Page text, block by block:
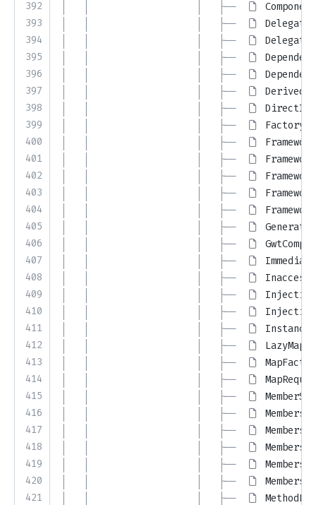
392
393
394
395
396
397
398
399
400
401
402
403
404
405
406
407
408
409
410
411
412
413
414
415
416
417
418
419
420
421
│   │                   │   ├──
│   │                   │   ├──
│   │                   │   ├──
│   │                   │   ├──
│   │                   │   ├──
│   │                   │   ├──
│   │                   │   ├──
│   │                   │   ├──
│   │                   │   ├──
│   │                   │   ├──
│   │                   │   ├──
│   │                   │   ├──
│   │                   │   ├──
│   │                   │   ├──
│   │                   │   ├──
│   │                   │   ├──
│   │                   │   ├──
│   │                   │   ├──
│   │                   │   ├──
│   │                   │   ├──
│   │                   │   ├──
│   │                   │   ├──
│   │                   │   ├──
│   │                   │   ├──
│   │                   │   ├──
│   │                   │   ├──
│   │                   │   ├──
│   │                   │   ├──
│   │                   │   ├──
│   │                   │   ├──